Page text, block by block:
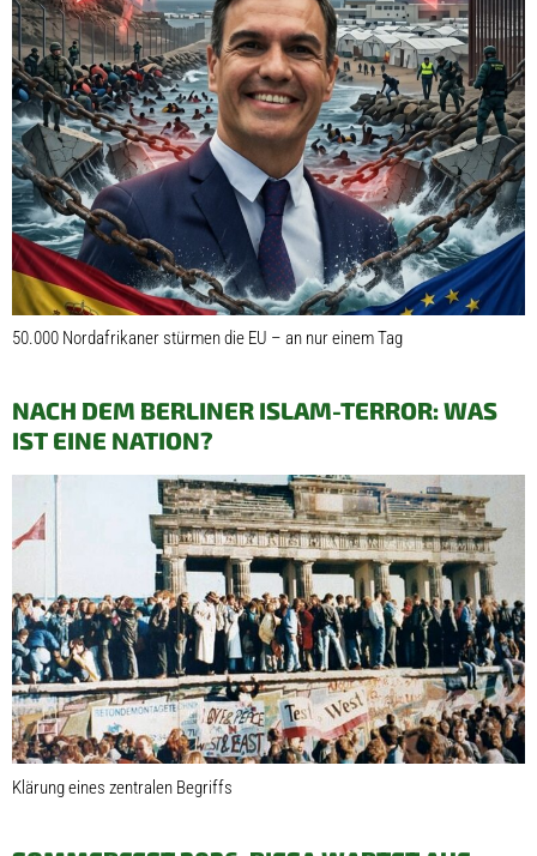
50.000 Nordafrikaner stürmen die EU – an nur einem Tag
NACH DEM BERLINER ISLAM-TERROR: WAS
IST EINE NATION?
Klärung eines zentralen Begriffs